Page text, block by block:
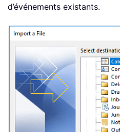
d’événements existants.